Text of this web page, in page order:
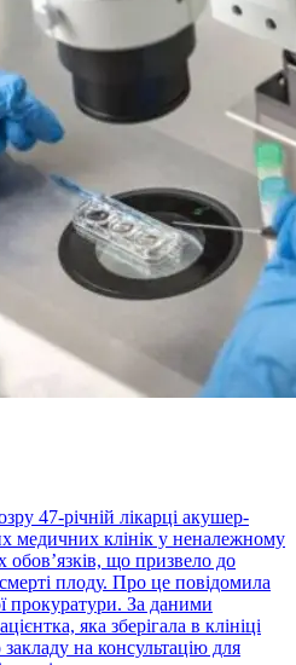
47-річній лікарці акушер-
медичних клінік у неналежному
обов’язків, що призвело до
плоду. Про це повідомила
прокуратури. За даними
яка зберігала в клініці
на консультацію для